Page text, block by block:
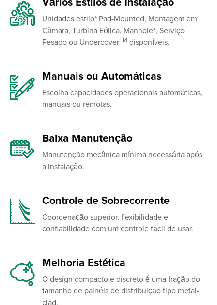
Unidades estilo* Pad-Mounted, Montagem em
Câmara, Turbina Eólica, Manhole*, Serviço
Pesado ou UndercoverTM disponíveis.
Manuais ou Automáticas
Escolha capacidades operacionais automáticas,
manuais ou remotas.
Baixa Manutenção
Manutenção mecânica mínima necessária após
a instalação.
Controle de Sobrecorrente
Coordenação superior, flexibilidade e
confiabilidade com um controle fácil de usar.
Melhoria Estética
O design compacto e discreto é uma fração do
tamanho de painéis de distribuição tipo metal-
clad.